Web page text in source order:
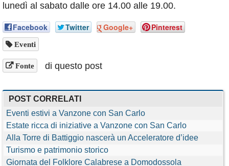
lunedì al sabato dalle ore 14.00 alle 19.00.
Facebook Twitter Google+ Pinterest
Eventi
Fonte di questo post
POST CORRELATI
Eventi estivi a Vanzone con San Carlo
Estate ricca di iniziative a Vanzone con San Carlo
Alla Torre di Battiggio nascerà un Acceleratore d’idee
Turismo e patrimonio storico
Giornata del Folklore Calabrese a Domodossola